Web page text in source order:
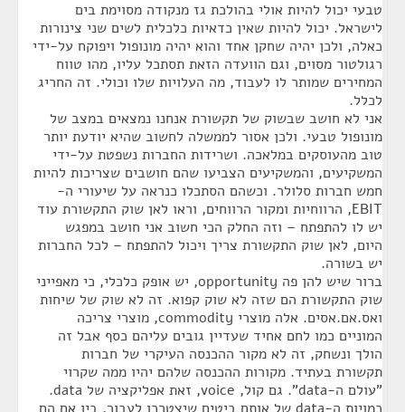
טבעי יכול להיות אולי בהולכת גז מנקודה מסוימת בים
לישראל. יכול להיות שאין כדאיות כלכלית לשים שני צינורות
כאלה, ולכן יהיה שחקן אחד והוא יהיה מונופול ויפוקח על-ידי
רגולטור מסוים, וגם הוועדה הזאת תסתכל עליו, מהו טווח
המחירים שמותר לו לעבוד, מה העלויות שלו וכולי. זה החריג
לכלל.
אני לא חושב שבשוק של תקשורת אנחנו נמצאים במצב של
מונופול טבעי. ולכן אסור לממשלה לחשוב שהיא יודעת יותר
טוב מהעוסקים במלאכה. ושרידות החברות נשפטת על-ידי
המשקיעים, והמשקיעים הצביעו שהם חושבים שצריכות להיות
חמש חברות סלולר. וכשהם הסתכלו כנראה על שיעורי ה-
EBIT, הרווחיות ומקור הרווחים, וראו לאן שוק התקשורת עוד
יש לו להתפתח – וזה החלק הכי חשוב אני חושב במפגש
היום, לאן שוק התקשורת צריך ויכול להתפתח – לכל החברות
יש בשורה.
ברור שיש להן פה opportunity, יש אופק כלכלי, כי מאפייני
שוק התקשורת הם שזה לא שוק קפוא. זה לא שוק של שיחות
ואס.אם.אסים. אלה מוצרי commodity, מוצרי צריכה
המוניים כמו לחם אחיד שעדיין גובים עליהם כסף אבל זה
הולך ונשחק, זה לא מקור ההכנסה העיקרי של חברות
תקשורת בעתיד. מקורות ההכנסה שלהם יהיו ממה שקרוי
"עולם ה-data". גם קול, voice, זאת אפליקציה של data.